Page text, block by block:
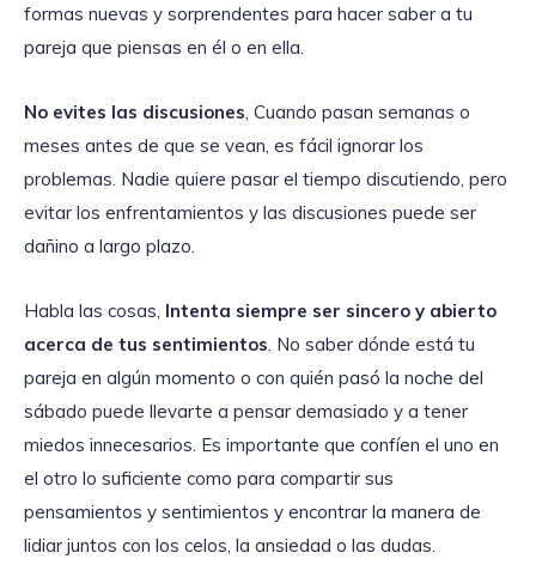
formas nuevas y sorprendentes para hacer saber a tu
pareja que piensas en él o en ella.
No evites las discusiones , Cuando pasan semanas o
meses antes de que se vean, es fácil ignorar los
problemas. Nadie quiere pasar el tiempo discutiendo, pero
evitar los enfrentamientos y las discusiones puede ser
dañino a largo plazo.
Habla las cosas, Intenta siempre ser sincero y abierto
acerca de tus sentimientos . No saber dónde está tu
pareja en algún momento o con quién pasó la noche del
sábado puede llevarte a pensar demasiado y a tener
miedos innecesarios. Es importante que confíen el uno en
el otro lo suficiente como para compartir sus
pensamientos y sentimientos y encontrar la manera de
lidiar juntos con los celos, la ansiedad o las dudas.